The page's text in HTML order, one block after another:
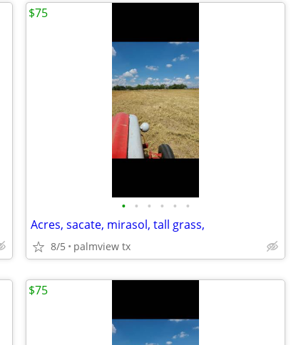
• • • • • •
Acres, sacate, mirasol, tall grass,
8/5 palmview tx
$75
$75